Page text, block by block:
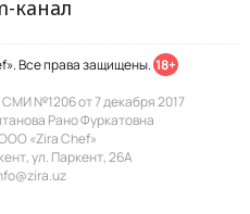
канал
Все права защищены. 18+
№1206 от 7 декабря 2017
Рано Фуркатовна
«Zira Chef»
ул. Паркент, 26А